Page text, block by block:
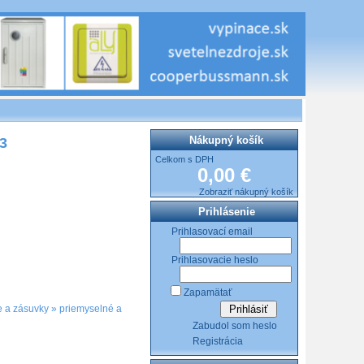
a zásuvky » priemyselné a
Nákupný košík
Celkom s DPH
0,00 €
Zobraziť nákupný košík
Prihlásenie
Prihlasovací email
Prihlasovacie heslo
Zapamätať
Zabudol som heslo
Registrácia